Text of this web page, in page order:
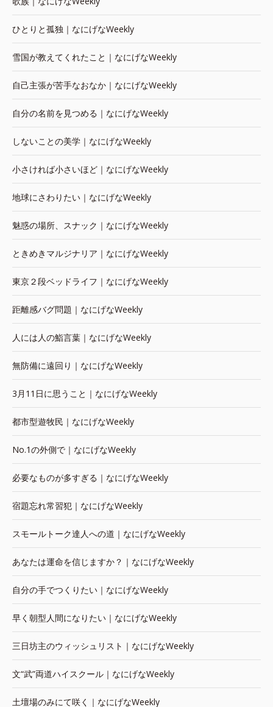
ひとりと孤独｜なにげなWeekly
雪国が教えてくれたこと｜なにげなWeekly
自己主張が苦手なおなか｜なにげなWeekly
自分の名前を見つめる｜なにげなWeekly
しないことの美学｜なにげなWeekly
小さければ小さいほど｜なにげなWeekly
地球にさわりたい｜なにげなWeekly
魅惑の場所、スナック｜なにげなWeekly
ときめきマルジナリア｜なにげなWeekly
東京２段ベッドライフ｜なにげなWeekly
距離感バグ問題｜なにげなWeekly
人には人の鮨言葉｜なにげなWeekly
無防備に遠回り｜なにげなWeekly
3月11日に思うこと｜なにげなWeekly
都市型遊牧民｜なにげなWeekly
No.1の外側で｜なにげなWeekly
必要なものが多すぎる｜なにげなWeekly
宿題忘れ常習犯｜なにげなWeekly
スモールトーク達人への道｜なにげなWeekly
あなたは運命を信じますか？｜なにげなWeekly
自分の手でつくりたい｜なにげなWeekly
早く朝型人間になりたい｜なにげなWeekly
三日坊主のウィッシュリスト｜なにげなWeekly
文“武”両道ハイスクール｜なにげなWeekly
土壇場のみにて咲く｜なにげなWeekly